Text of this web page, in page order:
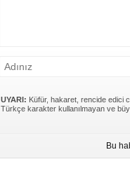
UYARI: Küfür, hakaret, rencide edici
Türkçe karakter kullanılmayan ve
Bu